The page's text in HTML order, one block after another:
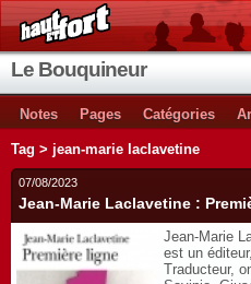
Le Bouquineur
Notes Pages Catégories
Tag > jean-marie laclavetine
07/08/2023
Jean-Marie Laclavetine :
Jean-Marie
est un
Traducteur,